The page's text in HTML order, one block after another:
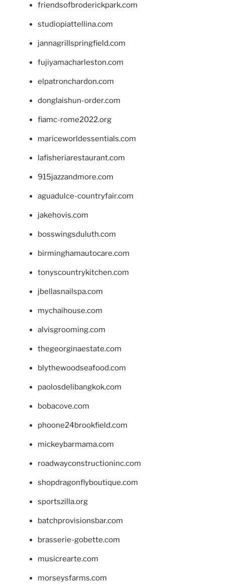
friendsofbroderickpark.com
studiopiattellina.com
jannagrillspringfield.com
fujiyamacharleston.com
elpatronchardon.com
donglaishun-order.com
fiamc-rome2022.org
mariceworldessentials.com
lafisheriarestaurant.com
915jazzandmore.com
aguadulce-countryfair.com
jakehovis.com
bosswingsduluth.com
birminghamautocare.com
tonyscountrykitchen.com
jbellasnailspa.com
mychaihouse.com
alvisgrooming.com
thegeorginaestate.com
blythewoodseafood.com
paolosdelibangkok.com
bobacove.com
phoone24brookfield.com
mickeybarmama.com
roadwayconstructioninc.com
shopdragonflyboutique.com
sportszilla.org
batchprovisionsbar.com
brasserie-gobette.com
musicrearte.com
morseysfarms.com